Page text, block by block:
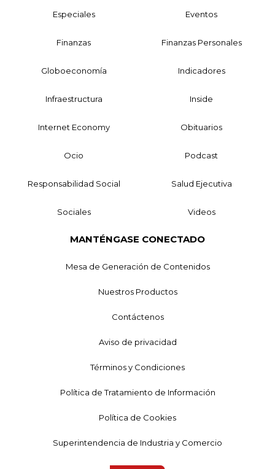
Especiales Eventos
Finanzas Finanzas Personales
Globoeconomía Indicadores
Infraestructura Inside
Internet Economy Obituarios
Ocio Podcast
Responsabilidad Social Salud Ejecutiva
Sociales Videos
MANTÉNGASE CONECTADO
Mesa de Generación de Contenidos
Nuestros Productos
Contáctenos
Aviso de privacidad
Términos y Condiciones
Política de Tratamiento de Información
Política de Cookies
Superintendencia de Industria y Comercio